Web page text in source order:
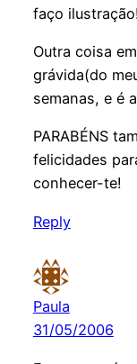
faço ilustração!
Outra coisa
grávida(do
semanas, e é
PARABÉNS
felicidades
conhecer-te!
Reply
Paula
31/05/2006